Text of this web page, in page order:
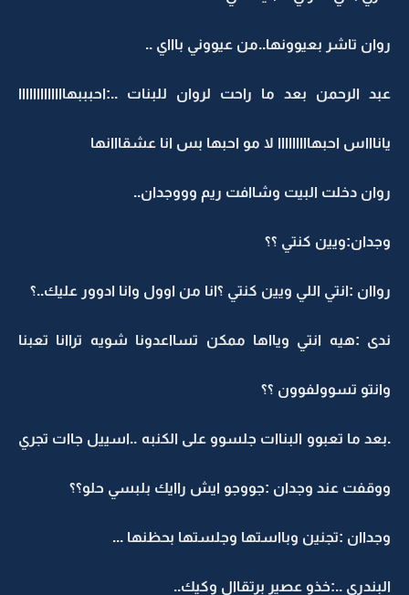
روان تاشر بعيوونها..من عيووني باااي ..
عبد الرحمن بعد ما راحت لروان للبنات ..:احبببهااااااااااااا
ياناااس احبهااااااااا لا مو احبها بس انا عشقااانها
روان دخلت البيت وشاافت ريم وووجدان..
وجدان:ويين كنتي ؟؟
رواان :انتي اللي ويين كنتي ؟انا من اوول وانا ادوور عليك..؟
ندى :هيه انتي ويااها ممكن تسااعدونا شويه تراانا تعبنا
وانتو تسوولفوون ؟؟
.بعد ما تعبوو البناات جلسوو على الكنبه ..اسييل جاات تجري
ووقفت عند وجدان :جووجو ايش راايك بلبسي حلو؟؟
وجداان :تجنين وبااستها وجلستها بحظنها ...
البندري ..:خذو عصير برتقاال وكيك..